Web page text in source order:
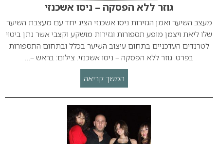
גוזר ללא הפסקה – ניסו אשכנזי
מעצב השיער ואמן הגזירות ניסו אשכנזי הציג יחד עם מעצבת השיער
שלו ליאת ויצמן מופע תספורות וגזירות מושקע וקצבי אשר נתן ביטוי
לטרנדים העדכניים בתחום עיצוב השיער בכלל ובתחום התספורות
בפרט. גוזר ללא הפסקה – ניסו אשכנזי. צילום: בראש –…
המשך קריאה